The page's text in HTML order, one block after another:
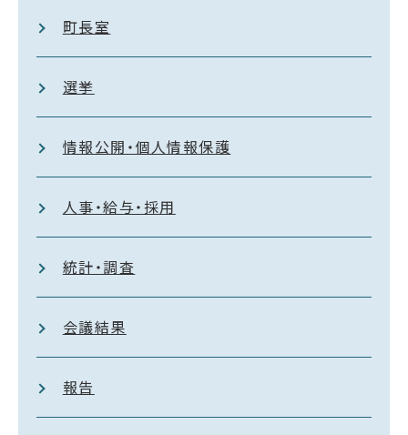
町長室
選挙
情報公開・個人情報保護
人事・給与・採用
統計・調査
会議結果
報告